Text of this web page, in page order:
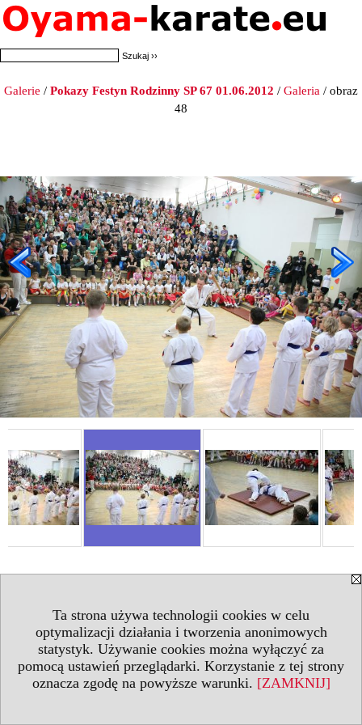
Ta strona używa technologii cookies w celu
optymalizacji działania i tworzenia anonimowych
statystyk. Używanie cookies można wyłączyć za
pomocą ustawień przeglądarki. Korzystanie z tej strony
oznacza zgodę na powyższe warunki. [ZAMKNIJ]
Galerie / Pokazy Festyn Rodzinny SP 67 01.06.2012 / Galeria / obraz
48